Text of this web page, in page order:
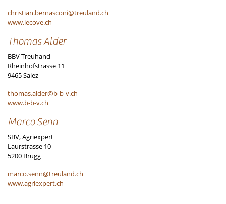
christian.bernasconi@treuland.ch
www.lecove.ch
Thomas Alder
BBV Treuhand
Rheinhofstrasse 11
9465 Salez
thomas.alder@b-b-v.ch
www.b-b-v.ch
Marco Senn
SBV, Agriexpert
Laurstrasse 10
5200 Brugg
marco.senn@treuland.ch
www.agriexpert.ch